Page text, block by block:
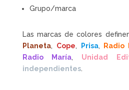
Grupo/marca
Las marcas de colores
Planeta, Cope, Prisa, Radio
Radio María, Unidad
independientes.